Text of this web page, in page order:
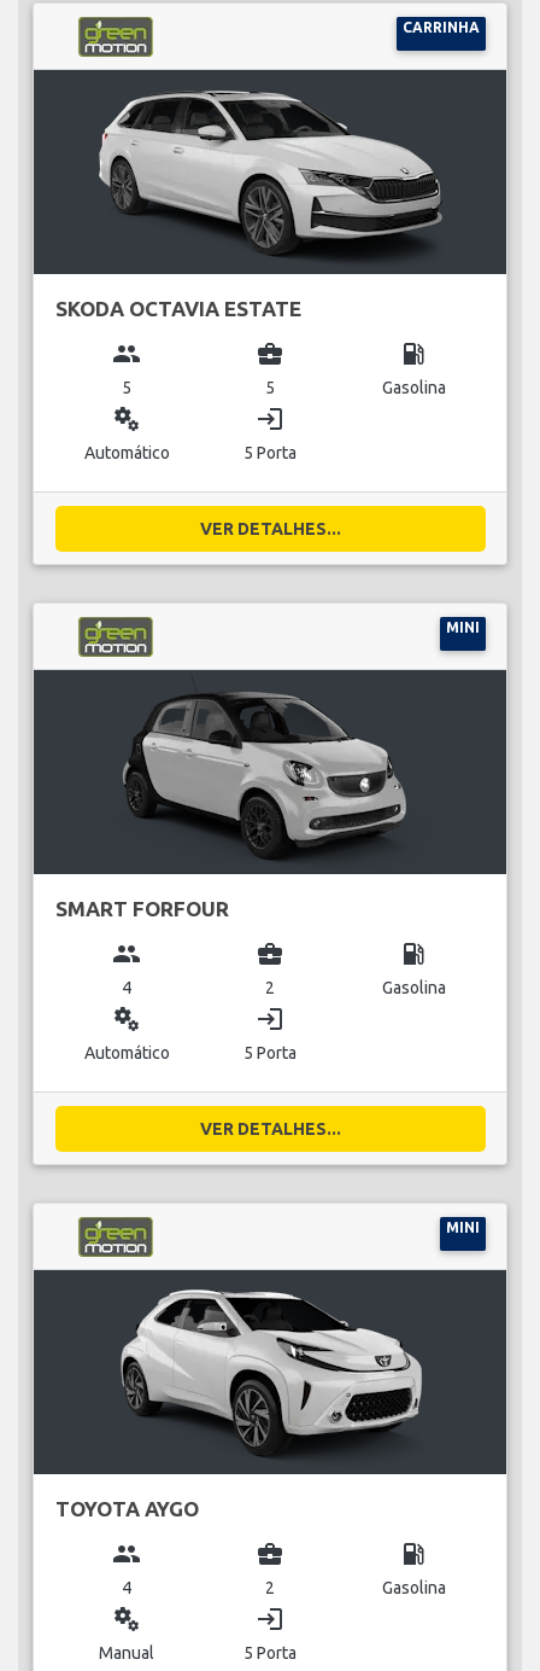
CARRINHA
SKODA OCTAVIA ESTATE
group
5
business_center
5
local_gas_station
Gasolina
miscellaneous_services
Automático
login
5 Porta
VER DETALHES...
MINI
SMART FORFOUR
group
4
business_center
2
local_gas_station
Gasolina
miscellaneous_services
Automático
login
5 Porta
VER DETALHES...
MINI
TOYOTA AYGO
group
4
business_center
2
local_gas_station
Gasolina
miscellaneous_services
Manual
login
5 Porta